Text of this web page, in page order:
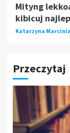
Mityng
kibicuj
Katarzyna
Przeczytaj